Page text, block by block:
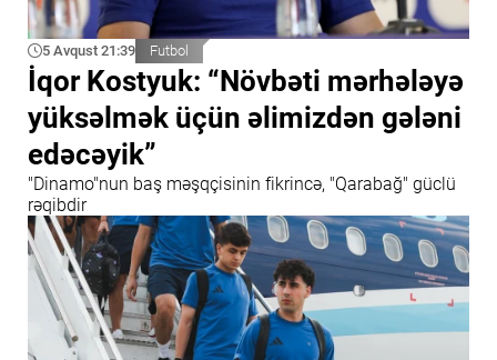
5 Avqust 21:39 Futbol
İqor Kostyuk: “Növbəti mərhələyə
yüksəlmək üçün əlimizdən gələni
edəcəyik”
"Dinamo"nun baş məşqçisinin fikrincə, "Qarabağ" güclü
rəqibdir